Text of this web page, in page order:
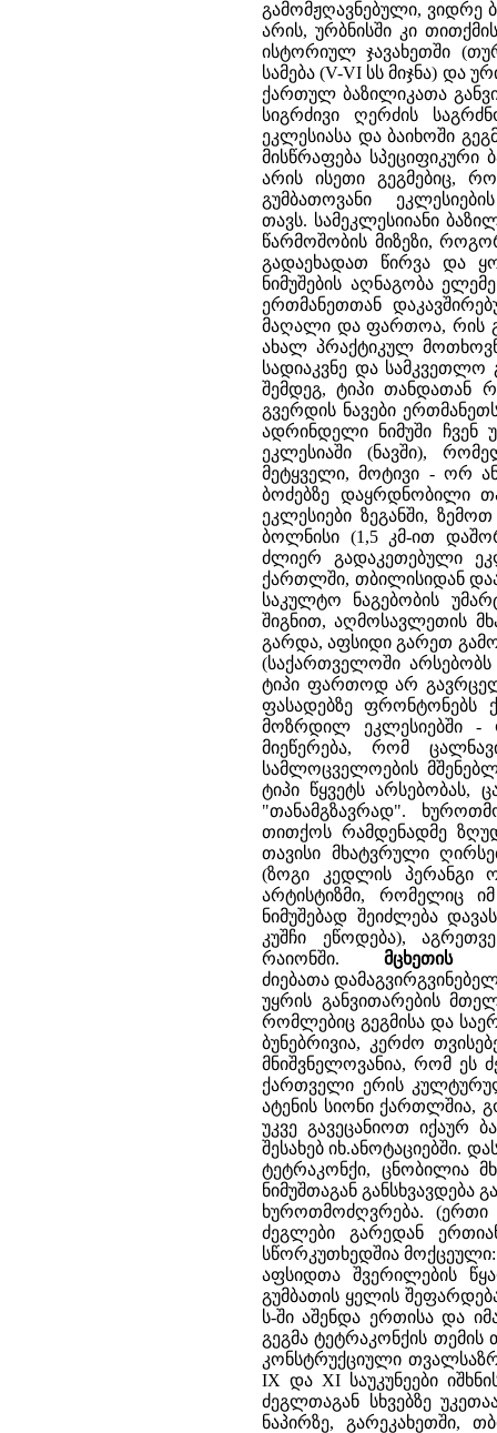
მცხეთის
ძიებათა
უყრის განვითარების
რომლებიც გეგმისა და
ბუნებრივია, კერძო
მნიშვნელოვანია, რომ ეს
ქართველი ერის
ატენის სიონი ქართლშია,
უკვე გავეცანიოთ იქაურ
შესახებ იხ.ანოტაციებში.
ტეტრაკონქი, ცნობილია
ნიმუშთაგან
ხუროთმოძღვრება. (ერთი
ძეგლები გარედან
სწორკუთხედშია
აფსიდთა შვერილების
გუმბათის ყელის
ს-ში აშენდა ერთისა და
გეგმა ტეტრაკონქის
კონსტრუქციული
IX და XI საუკუნეები
ძეგლთაგან სხვებზე
ნაპირზე, გარეკახეთში,